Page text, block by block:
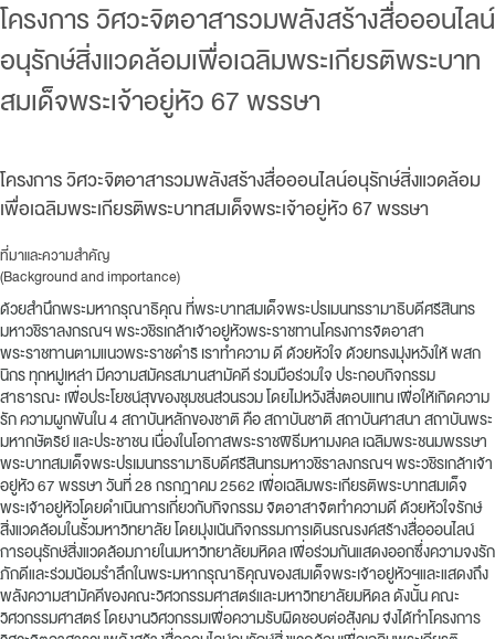
โครงการ วิศวะจิตอาสารวมพลังสร้างสื่อออนไลน์
อนุรักษ์สิ่งแวดล้อมเพื่อเฉลิมพระเกียรติพระบาท
สมเด็จพระเจ้าอยู่หัว 67 พรรษา
โครงการ วิศวะจิตอาสารวมพลังสร้างสื่อออนไลน์อนุรักษ์สิ่งแวดล้อม
เพื่อเฉลิมพระเกียรติพระบาทสมเด็จพระเจ้าอยู่หัว 67 พรรษา
ที่มาและความสำคัญ
(Background and importance)
ด้วยสำนึกพระมหากรุณาธิคุณ ที่พระบาทสมเด็จพระปรเมนทรรามาธิบดีศรีสินทร
มหาวชิราลงกรณฯ พระวชิรเกล้าเจ้าอยู่หัวพระราชทานโครงการจิตอาสา
พระราชทานตามแนวพระราชดำริ เราทำความ ดี ด้วยหัวใจ ด้วยทรงมุ่งหวังให้ พสก
นิกร ทุกหมู่เหล่า มีความสมัครสมานสามัคคี ร่วมมือร่วมใจ ประกอบกิจกรรม
สาธารณะ เพื่อประโยชน์สุขของชุมชนส่วนรวม โดยไม่หวังสิ่งตอบแทน เพื่อให้เกิดความ
รัก ความผูกพันใน 4 สถาบันหลักของชาติ คือ สถาบันชาติ สถาบันศาสนา สถาบันพระ
มหากษัตริย์ และประชาชน เนื่องในโอกาสพระราชพิธีมหามงคล เฉลิมพระชนมพรรษา
พระบาทสมเด็จพระปรเมนทรรามาธิบดีศรีสินทรมหาวชิราลงกรณฯ พระวชิรเกล้าเจ้า
อยู่หัว 67 พรรษา วันที่ 28 กรกฎาคม 2562 เพื่อเฉลิมพระเกียรติพระบาทสมเด็จ
พระเจ้าอยู่หัวโดยดำเนินการเกี่ยวกับกิจกรรม จิตอาสาจิตทำความดี ด้วยหัวใจรักษ์
สิ่งแวดล้อมในรั้วมหาวิทยาลัย โดยมุ่งเน้นกิจกรรมการเดินรณรงค์สร้างสื่อออนไลน์
การอนุรักษ์สิ่งแวดล้อมภายในมหาวิทยาลัยมหิดล เพื่อร่วมกันแสดงออกซึ่งความจงรัก
ภักดีและร่วมน้อมรำลึกในพระมหากรุณาธิคุณของสมเด็จพระเจ้าอยู่หัวฯและแสดงถึง
พลังความสามัคคีของคณะวิศวกรรมศาสตร์และมหาวิทยาลัยมหิดล ดังนั้น คณะ
วิศวกรรมศาสตร์ โดยงานวิศวกรรมเพื่อความรับผิดชอบต่อสังคม จึงได้ทำโครงการ